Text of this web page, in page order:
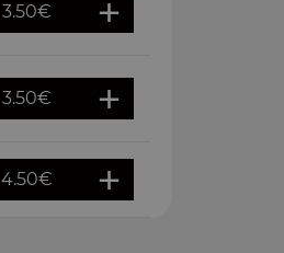
3.50€
3.50€
4.50€